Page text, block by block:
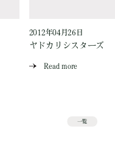
2012年04月26日
ヤドカリシスターズ
Read more
一覧